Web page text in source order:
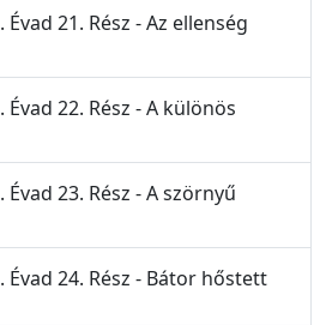
21. Rész - Az ellenség
Évad 22. Rész - A különös
23. Rész - A szörnyű
Évad 24. Rész - Bátor hőstett